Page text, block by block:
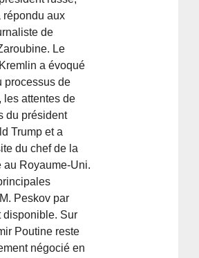
répondu aux
de
Le
a évoqué
processus de
les attentes de
du président
Trump et a
du chef de la
au Royaume-Uni.
Peskov par
disponible. Sur
Poutine reste
négocié en